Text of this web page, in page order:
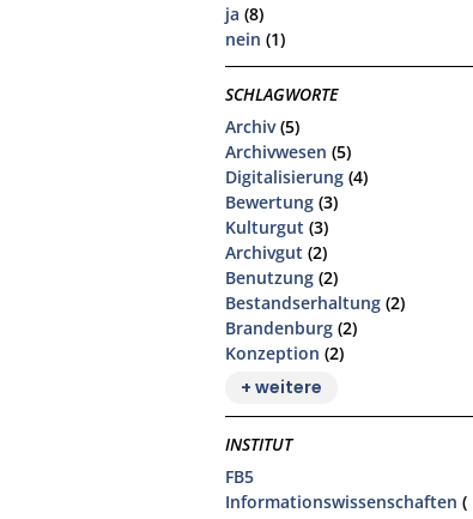
ja (8)
nein (1)
SCHLAGWORTE
Archiv(5)
Archivwesen (5)
Digitalisierung (4)
Bewertung (3)
Kulturgut (3)
Archivgut (2)
Benutzung (2)
Bestandserhaltung (2)
Brandenburg (2)
Konzeption (2)
+ weitere
INSTITUT
FB5
Informationswissenschaften (